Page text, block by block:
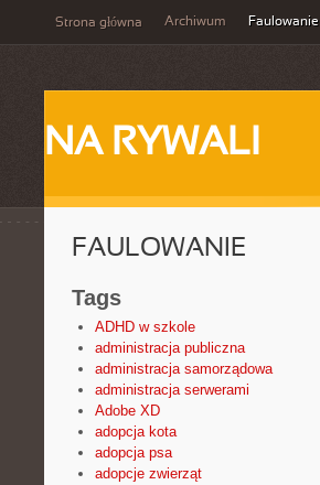
Strona główna Archiwum Faulowanie
NA RYWALI
FAULOWANIE
Tags
ADHD w szkole
administracja publiczna
administracja samorządowa
administracja serwerami
Adobe XD
adopcja kota
adopcja psa
adopcje zwierząt